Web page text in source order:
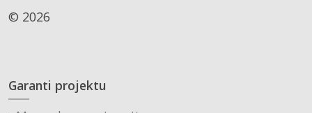
© 2026
Garanti projektu